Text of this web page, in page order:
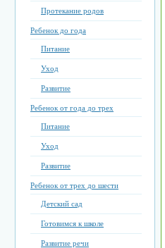
Протекание родов
Ребенок до года
Питание
Уход
Развитие
Ребенок от года до трех
Питание
Уход
Развитие
Ребенок от трех до шести
Детский сад
Готовимся к школе
Развитие речи